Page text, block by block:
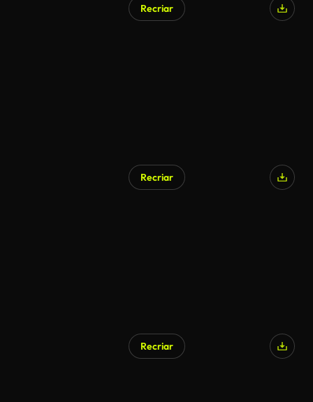
Recriar
Recriar
Recriar